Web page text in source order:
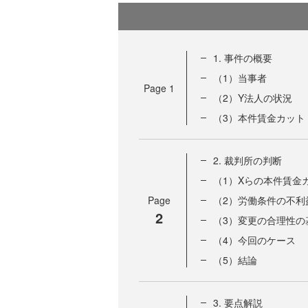
Page 1
1. 事件の概要
（1）当事者
（2）Y法人の状況
（3）本件賃金カット
Page
2
2. 裁判所の判断
（1）Xらの本件賃
（2）労働条件の不
（3）変更の合理性
（4）今回のケース
（5）結論
3. 要点解説